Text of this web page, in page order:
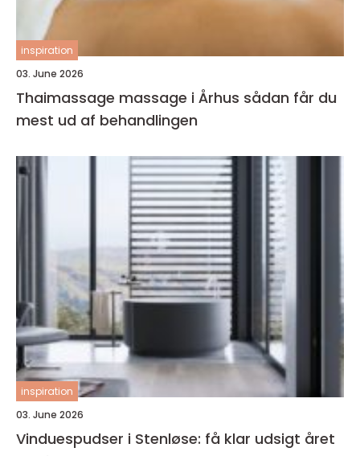
inspiration
03. June 2026
Thaimassage massage i Århus sådan får du
mest ud af behandlingen
inspiration
03. June 2026
Vinduespudser i Stenløse: få klar udsigt året